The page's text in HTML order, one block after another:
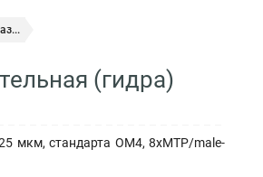
(гидра)
мкм, стандарта OM4, 8хMTP/male-